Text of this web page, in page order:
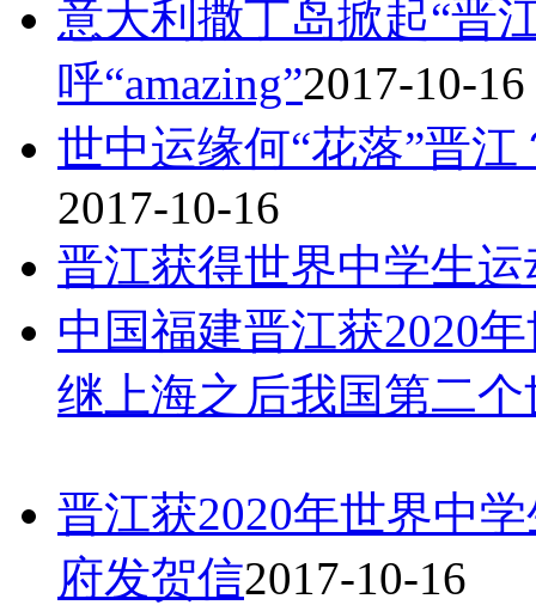
意大利撒丁岛掀起“晋
呼“amazing”2017-10-16
世中运缘何“花落”晋
2017-10-16
晋江获得世界中学生
中国福建晋江获2020
继上海之后我国第二
晋江获2020年世界中
府发贺信2017-10-16